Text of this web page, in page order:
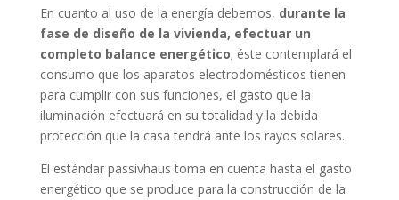
En cuanto al uso de la energía debemos, durante la
fase de diseño de la vivienda, efectuar un
completo balance energético; éste contemplará el
consumo que los aparatos electrodomésticos tienen
para cumplir con sus funciones, el gasto que la
iluminación efectuará en su totalidad y la debida
protección que la casa tendrá ante los rayos solares.
El estándar passivhaus toma en cuenta hasta el gasto
energético que se produce para la construcción de la